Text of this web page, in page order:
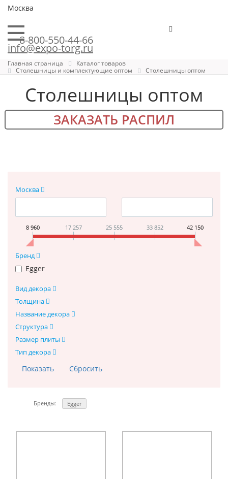
Москва
8-800-550-44-66
info@expo-torg.ru
Главная страница
Каталог товаров
Столешницы и комплектующие оптом
Столешницы оптом
Столешницы оптом
ЗАКАЗАТЬ РАСПИЛ
Москва
8 960 17 257 25 555 33 852 42 150
Бренд
Egger
Вид декора
Толщина
Название декора
Структура
Размер плиты
Тип декора
Бренды: Egger